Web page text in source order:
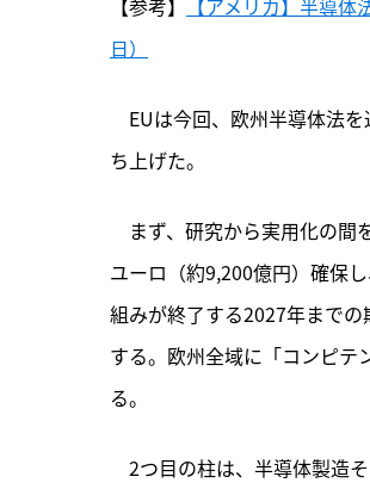
【参考】
【アメリカ】半導
日）
EUは今回、欧州半導体法
ち上げた。
まず、研究から実用化の間
ユーロ（約9,200億円）確保
組みが終了する2027年まで
する。欧州全域に「コンピテ
る。
2つ目の柱は、半導体製造